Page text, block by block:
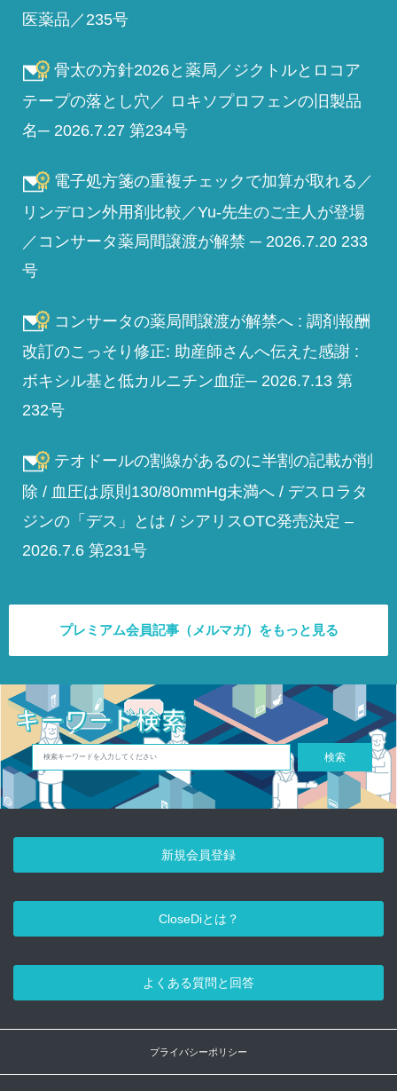
医薬品／235号
骨太の方針2026と薬局／ジクトルとロコア
テープの落とし穴／ ロキソプロフェンの旧製品
名─ 2026.7.27 第234号
電子処方箋の重複チェックで加算が取れる／
リンデロン外用剤比較／Yu-先生のご主人が登場
／コンサータ薬局間譲渡が解禁 ─ 2026.7.20 233
号
コンサータの薬局間譲渡が解禁へ : 調剤報酬
改訂のこっそり修正: 助産師さんへ伝えた感謝 :
ボキシル基と低カルニチン血症─ 2026.7.13 第
232号
テオドールの割線があるのに半割の記載が削
除 / 血圧は原則130/80mmHg未満へ / デスロラタ
ジンの「デス」とは / シアリスOTC発売決定 –
2026.7.6 第231号
プレミアム会員記事（メルマガ）をもっと見る
検索
新規会員登録
CloseDiとは？
よくある質問と回答
プライバシーポリシー